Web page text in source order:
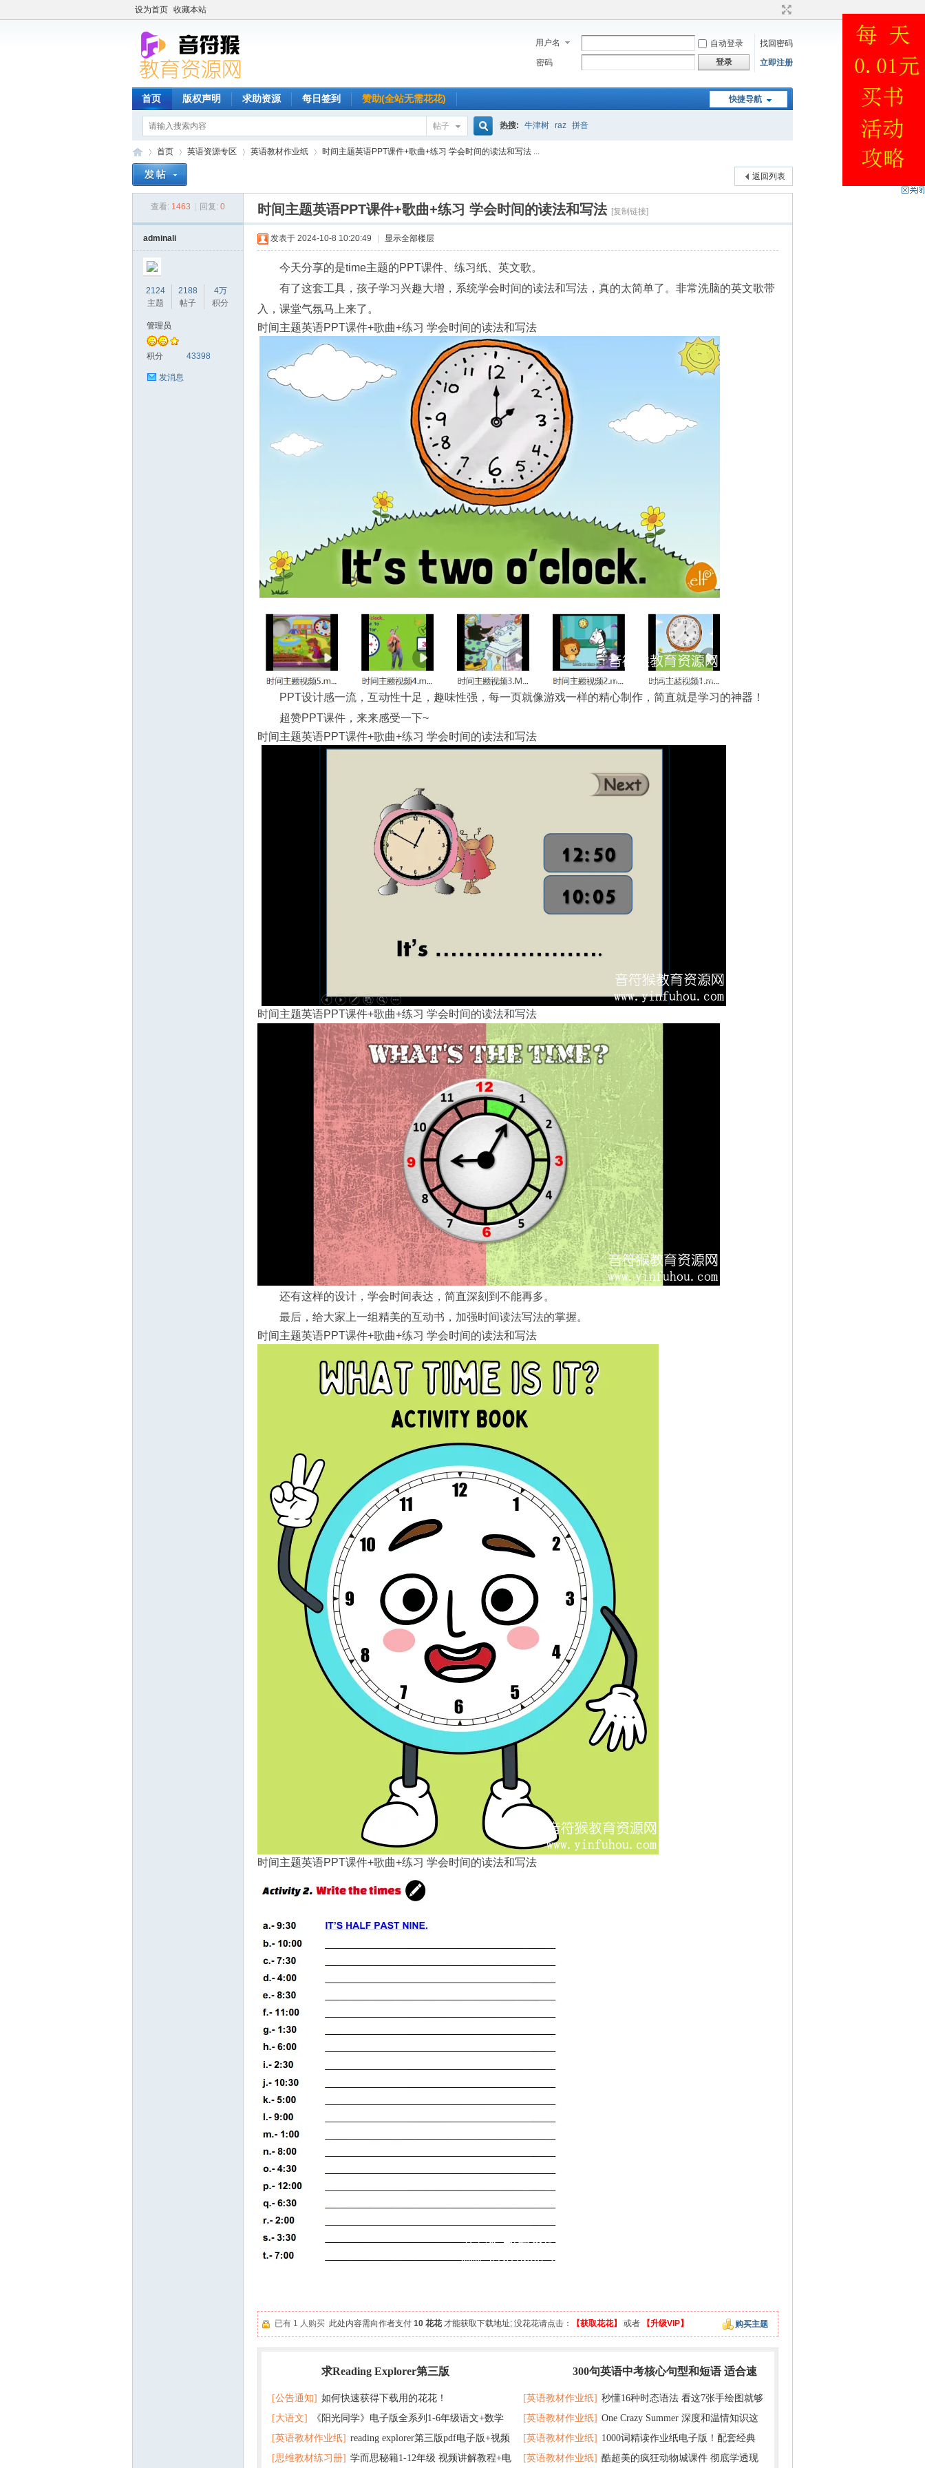
设为首页 收藏本站
用户名 自动登录
找回密码
密码
登录 立即注册
快捷导航
首页 版权声明 求助资源 每日签到 赞助(全站无需花花)
帖子
搜
索
热搜: 牛津树 raz 拼音
首页
›
英语资源专区 英语教材作业纸
›
时间主题英语PPT课件+歌曲+练习 学会时间的读法和写法 ...
返回列表
查看: 1463 回复: 0 时间主题英语PPT课件+歌曲+练习 学会时间的读法和写法 [复制链接]
adminali
2124
主题
2188
帖子
4万
积分
管理员
积分 43398
发消息
发表于 2024-10-8 10:20:49 显示全部楼层
今天分享的是time主题的PPT课件、练习纸、英文歌。
有了这套工具，孩子学习兴趣大增，系统学会时间的读法和写法，真的太简单了。非常洗脑的英文歌带
入，课堂气氛马上来了。
时间主题英语PPT课件+歌曲+练习 学会时间的读法和写法
PPT设计感一流，互动性十足，趣味性强，每一页就像游戏一样的精心制作，简直就是学习的神器！
超赞PPT课件，来来感受一下~
时间主题英语PPT课件+歌曲+练习 学会时间的读法和写法
时间主题英语PPT课件+歌曲+练习 学会时间的读法和写法
还有这样的设计，学会时间表达，简直深刻到不能再多。
最后，给大家上一组精美的互动书，加强时间读法写法的掌握。
时间主题英语PPT课件+歌曲+练习 学会时间的读法和写法
时间主题英语PPT课件+歌曲+练习 学会时间的读法和写法
购买主题
已有 1 人购买 此处内容需向作者支付 10 花花才能获取下载地址; 没花花请点击： 【获取花花】 或者 【升级VIP】
求Reading Explorer第三版
[公告通知] 如何快速获得下载用的花花！
[大语文]
《阳光同学》电子版全系列1-6年级语文+数学
+英语
[英语教材作业纸] reading explorer第三版pdf电子版+视频
+音频 百度云网盘下载
[思维教材练习册] 学而思秘籍1-12年级 视频讲解教程+电
300句英语中考核心句型和短语 适合速
记 随便拿分
[英语教材作业纸] 秒懂16种时态语法 看这7张手绘图就够
了
[英语教材作业纸] One Crazy Summer 深度和温情知识这
个暑假读太应景了
[英语教材作业纸] 1000词精读作业纸电子版！配套经典
教材超好用
[英语教材作业纸] 酷超美的疯狂动物城课件 彻底学透现